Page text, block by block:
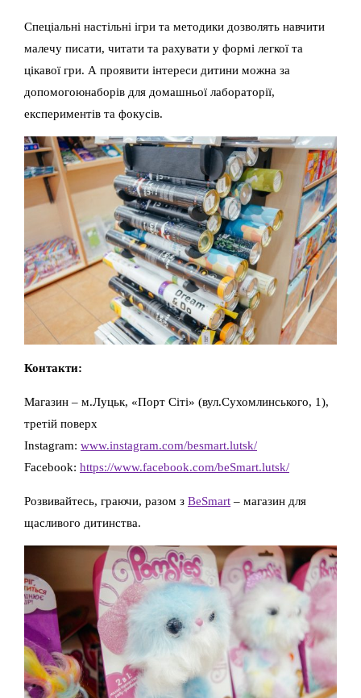
Спеціальні настільні ігри та методики дозволять навчити
малечу писати, читати та рахувати у формі легкої та
цікавої гри. А проявити інтереси дитини можна за
допомогоюнаборів для домашньої лабораторії,
експериментів та фокусів.
Контакти:
Магазин – м.Луцьк, «Порт Сіті» (вул.Сухомлинського, 1),
третій поверх
Instagram: www.instagram.com/besmart.lutsk/
Facebook: https://www.facebook.com/beSmart.lutsk/
Розвивайтесь, граючи, разом з BeSmart – магазин для
щасливого дитинства.